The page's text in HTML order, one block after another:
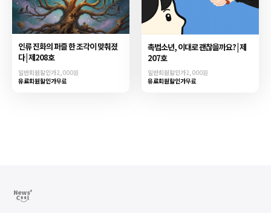
인류 진화의 퍼즐 한 조각이 맞춰졌
다 | 제208호
일반회원할인가2,000원
유료회원할인가무료
촉법소년, 이대로 괜찮을까요? | 제
207호
일반회원할인가2,000원
유료회원할인가무료